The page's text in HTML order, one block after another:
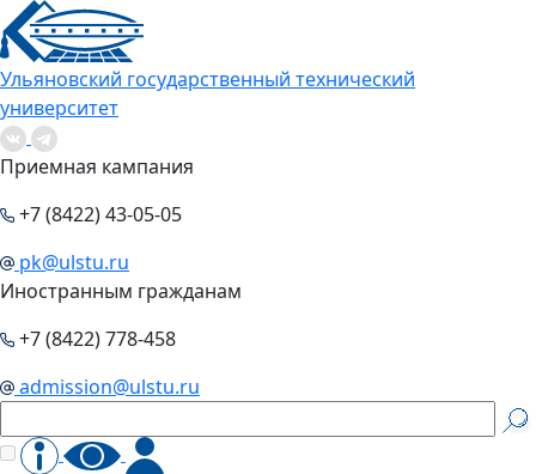
Ульяновский государственный технический
университет
Приемная кампания
+7 (8422) 43-05-05
pk@ulstu.ru
Иностранным гражданам
+7 (8422) 778-458
admission@ulstu.ru